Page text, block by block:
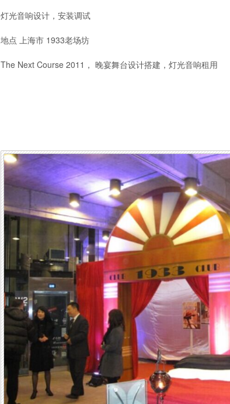
灯光音响设计，安装调试
地点 上海市 1933老场坊
The Next Course 2011， 晚宴舞台设计搭建，灯光音响租用